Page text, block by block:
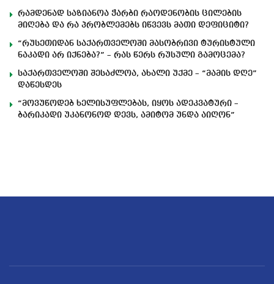
რამდენად საზიანოა ჭარბი რაოდენობის ცილების
მიღება და რა პრობლემებს იწვევს მათი დეფიციტი?
“რუსეთიდან საქართველოში მასობრივი ტურისტული
ნაკადი არ იქნება?” – რას წერს რუსული გამოცემა?
საქართველოში შესაძლოა, ახალი უქმე – “მამის დღე”
დაწესდეს
“მოვუწოდებ ხელისუფლებას, იყოს ადეკვატური –
ბარიკადი უკანონოდ დევს, ამიტომ უნდა აიღონ”